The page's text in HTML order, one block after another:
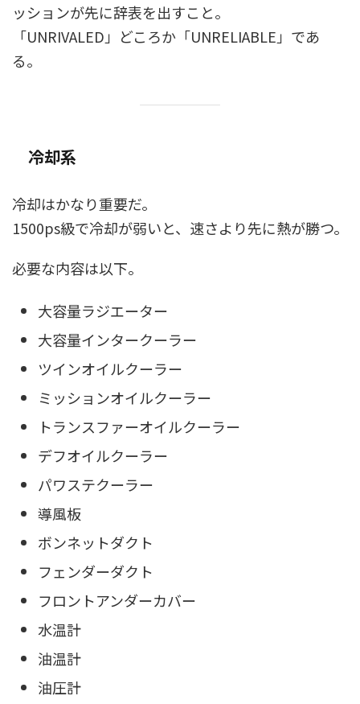
ッションが先に辞表を出すこと。
「UNRIVALED」どころか「UNRELIABLE」であ
る。
冷却系
冷却はかなり重要だ。
1500ps級で冷却が弱いと、速さより先に熱が勝つ。
必要な内容は以下。
大容量ラジエーター
大容量インタークーラー
ツインオイルクーラー
ミッションオイルクーラー
トランスファーオイルクーラー
デフオイルクーラー
パワステクーラー
導風板
ボンネットダクト
フェンダーダクト
フロントアンダーカバー
水温計
油温計
油圧計